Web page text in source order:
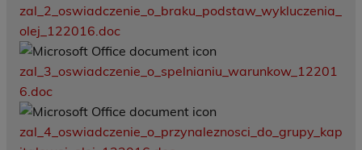
zal_2_oswiadczenie_o_braku_podstaw_wykluczenia_
olej_122016.doc
zal_3_oswiadczenie_o_spelnianiu_warunkow_12201
6.doc
zal_4_oswiadczenie_o_przynaleznosci_do_grupy_kap